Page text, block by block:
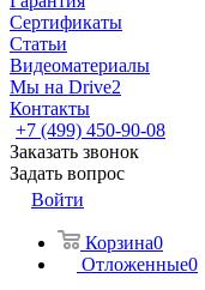
Сертификаты
Статьи
Видеоматериалы
Мы на Drive2
Контакты
+7 (499) 450-90-08
Заказать звонок
Задать вопрос
Войти
Корзина0
Отложенные0